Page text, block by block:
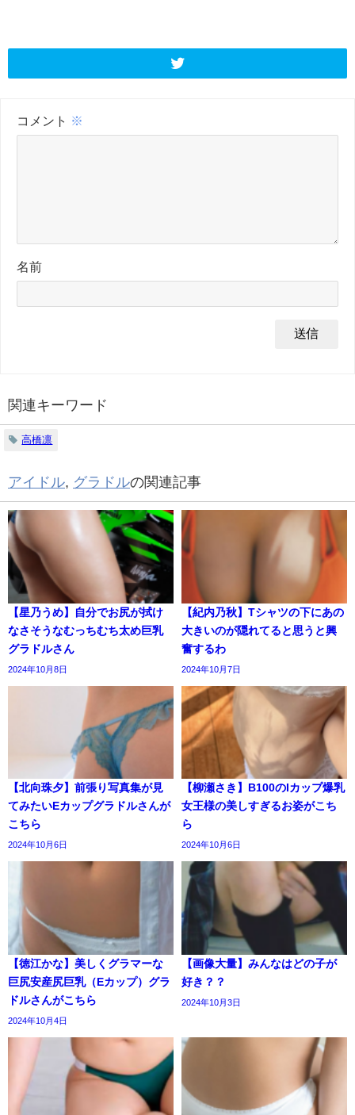
コメント ※
名前
関連キーワード
高橋凛
アイドル, グラドルの関連記事
【星乃うめ】自分でお尻が拭け
なさそうなむっちむち太め巨乳
グラドルさん
2024年10月8日
【紀内乃秋】Tシャツの下にあの
大きいのが隠れてると思うと興
奮するわ
2024年10月7日
【北向珠夕】前張り写真集が見
てみたいEカップグラドルさんが
こちら
2024年10月6日
【柳瀬さき】B100のIカップ爆乳
女王様の美しすぎるお姿がこち
ら
2024年10月6日
【徳江かな】美しくグラマーな
巨尻安産尻巨乳（Eカップ）グラ
ドルさんがこちら
2024年10月4日
【画像大量】みんなはどの子が
好き？？
2024年10月3日